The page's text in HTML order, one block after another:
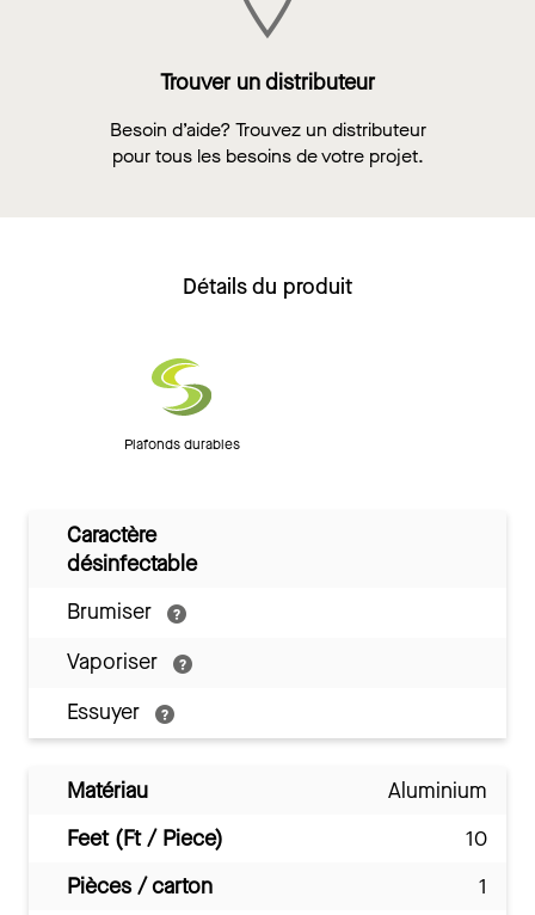
Trouver un distributeur
Besoin d’aide? Trouvez un distributeur
pour tous les besoins de votre projet.
Détails du produit
Plafonds durables
Caractère
désinfectable
Brumiser
Vaporiser
Essuyer
Matériau
Aluminium
Feet (Ft / Piece)
10
Pièces / carton
1